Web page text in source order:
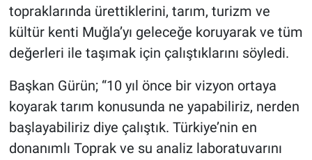
topraklarında ürettiklerini, tarım, turizm ve
kültür kenti Muğla’yı geleceğe koruyarak ve tüm
değerleri ile taşımak için çalıştıklarını söyledi.
Başkan Gürün; “10 yıl önce bir vizyon ortaya
koyarak tarım konusunda ne yapabiliriz, nerden
başlayabiliriz diye çalıştık. Türkiye’nin en
donanımlı Toprak ve su analiz laboratuvarını